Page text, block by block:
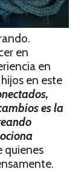
en
en
en este
es la
quienes